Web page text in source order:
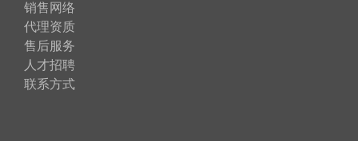
销售网络
代理资质
售后服务
人才招聘
联系方式